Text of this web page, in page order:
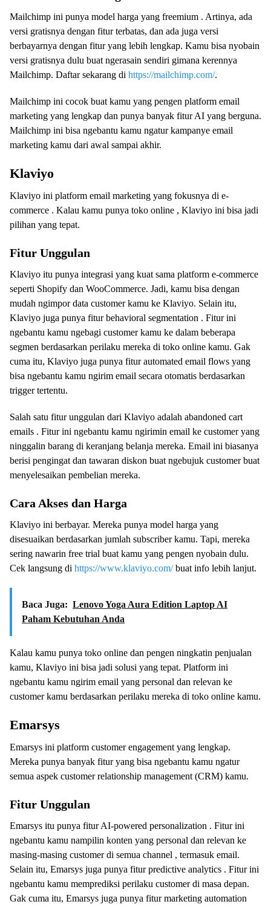
Mailchimp ini punya model harga yang freemium . Artinya, ada
versi gratisnya dengan fitur terbatas, dan ada juga versi
berbayarnya dengan fitur yang lebih lengkap. Kamu bisa nyobain
versi gratisnya dulu buat ngerasain sendiri gimana kerennya
Mailchimp. Daftar sekarang di https://mailchimp.com/.
Mailchimp ini cocok buat kamu yang pengen platform email
marketing yang lengkap dan punya banyak fitur AI yang berguna.
Mailchimp ini bisa ngebantu kamu ngatur kampanye email
marketing kamu dari awal sampai akhir.
Klaviyo
Klaviyo ini platform email marketing yang fokusnya di e-
commerce . Kalau kamu punya toko online , Klaviyo ini bisa jadi
pilihan yang tepat.
Fitur Unggulan
Klaviyo itu punya integrasi yang kuat sama platform e-commerce
seperti Shopify dan WooCommerce. Jadi, kamu bisa dengan
mudah ngimpor data customer kamu ke Klaviyo. Selain itu,
Klaviyo juga punya fitur behavioral segmentation . Fitur ini
ngebantu kamu ngebagi customer kamu ke dalam beberapa
segmen berdasarkan perilaku mereka di toko online kamu. Gak
cuma itu, Klaviyo juga punya fitur automated email flows yang
bisa ngebantu kamu ngirim email secara otomatis berdasarkan
trigger tertentu.
Salah satu fitur unggulan dari Klaviyo adalah abandoned cart
emails . Fitur ini ngebantu kamu ngirimin email ke customer yang
ninggalin barang di keranjang belanja mereka. Email ini biasanya
berisi pengingat dan tawaran diskon buat ngebujuk customer buat
menyelesaikan pembelian mereka.
Cara Akses dan Harga
Klaviyo ini berbayar. Mereka punya model harga yang
disesuaikan berdasarkan jumlah subscriber kamu. Tapi, mereka
sering nawarin free trial buat kamu yang pengen nyobain dulu.
Cek langsung di https://www.klaviyo.com/buat info lebih lanjut.
Baca Juga: Lenovo Yoga Aura Edition Laptop AI
Paham Kebutuhan Anda
Kalau kamu punya toko online dan pengen ningkatin penjualan
kamu, Klaviyo ini bisa jadi solusi yang tepat. Platform ini
ngebantu kamu ngirim email yang personal dan relevan ke
customer kamu berdasarkan perilaku mereka di toko online kamu.
Emarsys
Emarsys ini platform customer engagement yang lengkap.
Mereka punya banyak fitur yang bisa ngebantu kamu ngatur
semua aspek customer relationship management (CRM) kamu.
Fitur Unggulan
Emarsys itu punya fitur AI-powered personalization . Fitur ini
ngebantu kamu nampilin konten yang personal dan relevan ke
masing-masing customer di semua channel , termasuk email.
Selain itu, Emarsys juga punya fitur predictive analytics . Fitur ini
ngebantu kamu memprediksi perilaku customer di masa depan.
Gak cuma itu, Emarsys juga punya fitur marketing automation